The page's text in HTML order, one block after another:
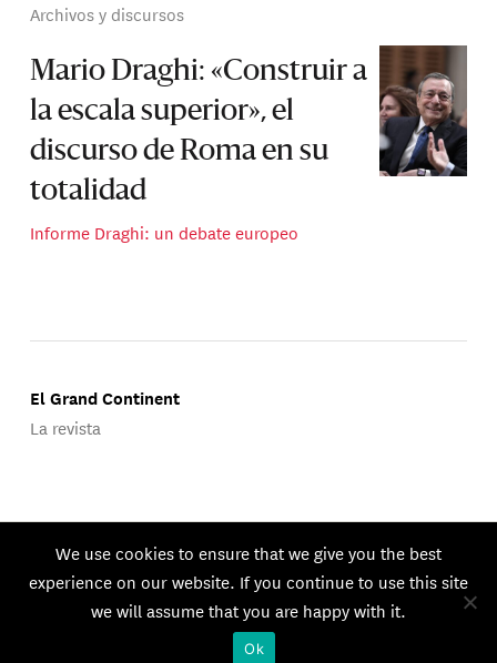
Archivos y discursos
Mario Draghi: «Construir a
la escala superior», el
discurso de Roma en su
totalidad
Informe Draghi: un debate europeo
El Grand Continent
La revista
© 2026 GEG. Todos los derechos reservados.
We use cookies to ensure that we give you the best
experience on our website. If you continue to use this site
we will assume that you are happy with it.
Ok